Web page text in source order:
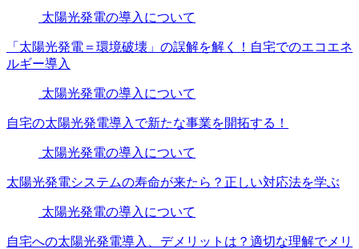
太陽光発電の導入について
「太陽光発電＝環境破壊」の誤解を解く！自宅でのエコエネ
ルギー導入
太陽光発電の導入について
自宅の太陽光発電導入で新たな事業を開拓する！
太陽光発電の導入について
太陽光発電システムの寿命が来たら？正しい対応法を学ぶ
太陽光発電の導入について
自宅への太陽光発電導入、デメリットは？適切な理解でメリ